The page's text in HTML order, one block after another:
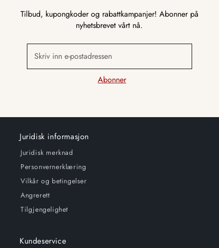
Tilbud, kupongkoder og rabattkampanjer! Abonner på
nyhetsbrevet vårt nå.
Skriv inn e-postadressen
Abonner
Juridisk informasjon
Juridisk merknad
Personvernerklæring
Vilkår og betingelser
Angrerett
Tilgjengelighet
Kundeservice